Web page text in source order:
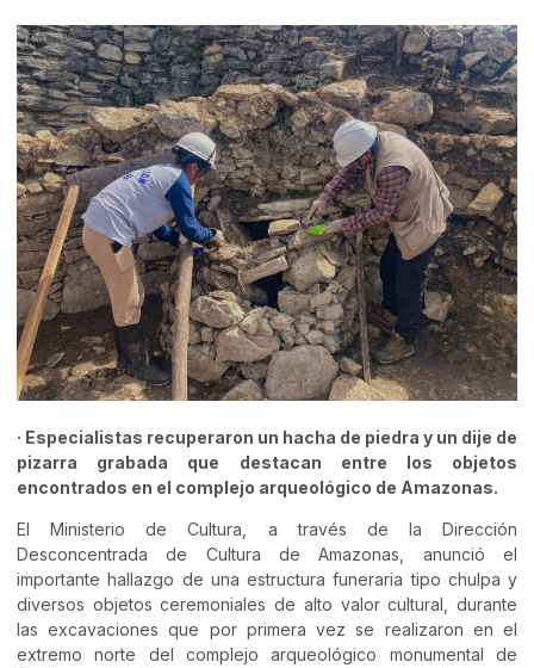
· Especialistas recuperaron un hacha de piedra y un dije de
pizarra grabada que destacan entre los objetos
encontrados en el complejo arqueológico de Amazonas.
El Ministerio de Cultura, a través de la Dirección
Desconcentrada de Cultura de Amazonas, anunció el
importante hallazgo de una estructura funeraria tipo chulpa y
diversos objetos ceremoniales de alto valor cultural, durante
las excavaciones que por primera vez se realizaron en el
extremo norte del complejo arqueológico monumental de